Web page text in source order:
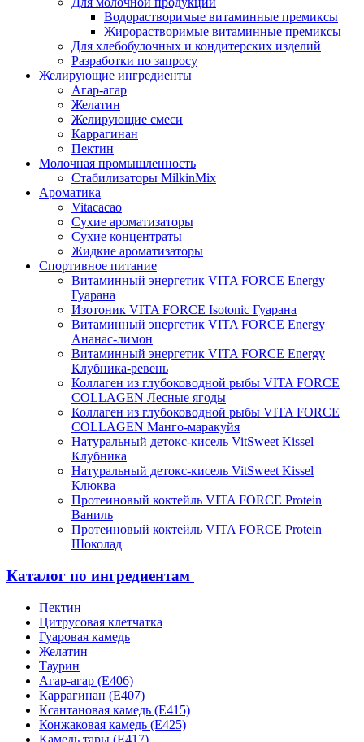
Водорастворимые витаминные премиксы
Жирорастворимые витаминные премиксы
Для хлебобулочных и кондитерских изделий
Разработки по запросу
Желирующие ингредиенты
Агар-агар
Желатин
Желирующие смеси
Каррагинан
Пектин
Молочная промышленность
Стабилизаторы MilkinMix
Ароматика
Vitacacao
Сухие ароматизаторы
Сухие концентраты
Жидкие ароматизаторы
Спортивное питание
Витаминный энергетик VITA FORCE Energy
Гуарана
Изотоник VITA FORCE Isotonic Гуарана
Витаминный энергетик VITA FORCE Energy
Ананас-лимон
Витаминный энергетик VITA FORCE Energy
Клубника-ревень
Коллаген из глубоководной рыбы VITA FORCE
COLLAGEN Лесные ягоды
Коллаген из глубоководной рыбы VITA FORCE
COLLAGEN Манго-маракуйя
Натуральный детокс-кисель VitSweet Kissel
Клубника
Натуральный детокс-кисель VitSweet Kissel
Клюква
Протеиновый коктейль VITA FORCE Protein
Ваниль
Протеиновый коктейль VITA FORCE Protein
Шоколад
Каталог по ингредиентам
Пектин
Цитрусовая клетчатка
Гуаровая камедь
Желатин
Таурин
Агар-агар (Е406)
Каррагинан (Е407)
Ксантановая камедь (Е415)
Конжаковая камедь (Е425)
Камедь тары (Е417)